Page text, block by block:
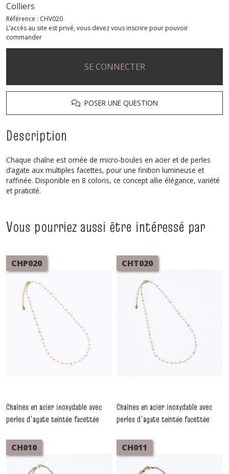
Colliers
Référence : CHV020
L’accès au site est privé, vous devez vous inscrire pour pouvoir
commander
SE CONNECTER
POSER UNE QUESTION
Description
Chaque chaîne est ornée de micro-boules en acier et de perles
d’agate aux multiples facettes, pour une finition lumineuse et
raffinée. Disponible en 8 coloris, ce concept allie élégance, variété
et praticité.
Vous pourriez aussi être intéressé par
CHP020
Chaînes en acier inoxydable avec
perles d’agate teintée facettée
CHT020
Chaînes en acier inoxydable avec
perles d’agate teintée facettée
CH010 CH011